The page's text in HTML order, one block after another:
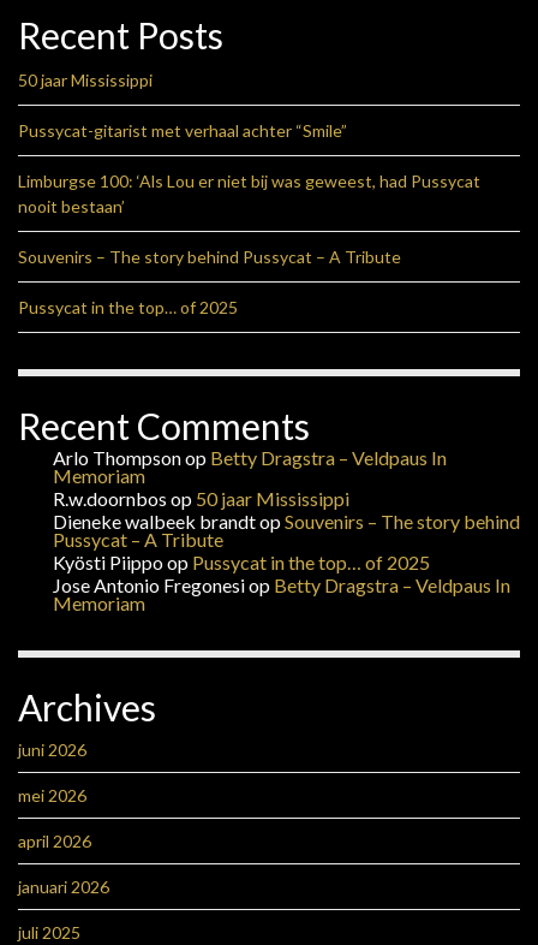
Recent Posts
50 jaar Mississippi
Pussycat-gitarist met verhaal achter “Smile”
Limburgse 100: ‘Als Lou er niet bij was geweest, had Pussycat
nooit bestaan’
Souvenirs – The story behind Pussycat – A Tribute
Pussycat in the top… of 2025
Recent Comments
Arlo Thompsonop Betty Dragstra – Veldpaus In
Memoriam
R.w.doornbos op 50 jaar Mississippi
Dieneke walbeek brandtopSouvenirs – The story behind
Pussycat – A Tribute
Kyösti Piippoop Pussycat in the top… of 2025
Jose Antonio Fregonesiop Betty Dragstra – Veldpaus In
Memoriam
Archives
juni 2026
mei 2026
april 2026
januari 2026
juli 2025